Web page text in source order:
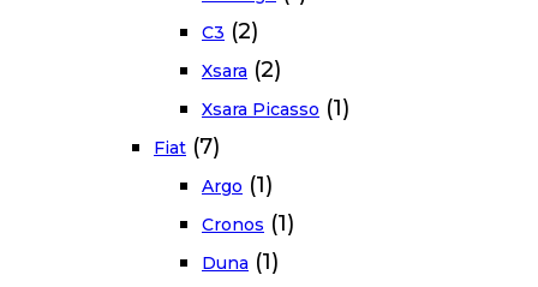
C3 (2)
Xsara (2)
Xsara Picasso (1)
Fiat (7)
Argo (1)
Cronos (1)
Duna (1)